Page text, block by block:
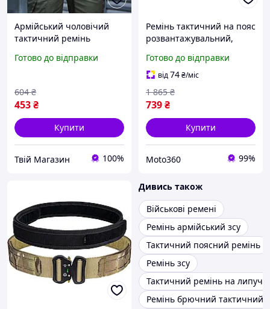
Армійський чоловічий
тактичний ремінь
армійські ремені пояса
Готово до відправки
453₴
604 ₴
Купити
Твій Магазин 100%
Ремінь тактичний на пояс
розвантажувальний,
до 120 см) - Хакі
Готово до відправки
від74₴/міс
739₴
1 865 ₴
Купити
Moto360 99%
Дивись також
Військові ремені
Ремінь армійський зсу
Тактичний поясний ремінь
Ремінь зсу
Тактичний ремінь на липучці
Ремінь брючний тактичний